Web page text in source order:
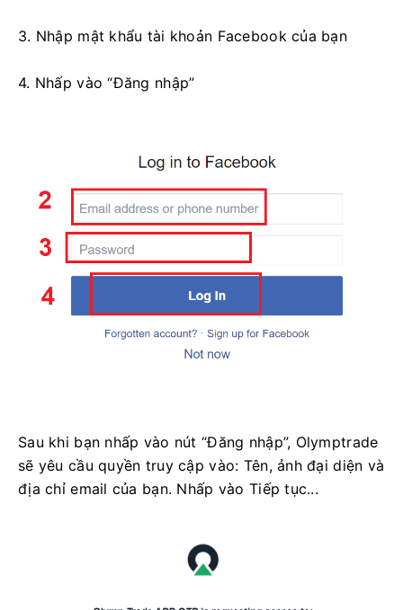
3. Nhập mật khẩu tài khoản Facebook của bạn
4. Nhấp vào “Đăng nhập”
Sau khi bạn nhấp vào nút “Đăng nhập”, Olymptrade
sẽ yêu cầu quyền truy cập vào: Tên, ảnh đại diện và
địa chỉ email của bạn. Nhấp vào Tiếp tục...